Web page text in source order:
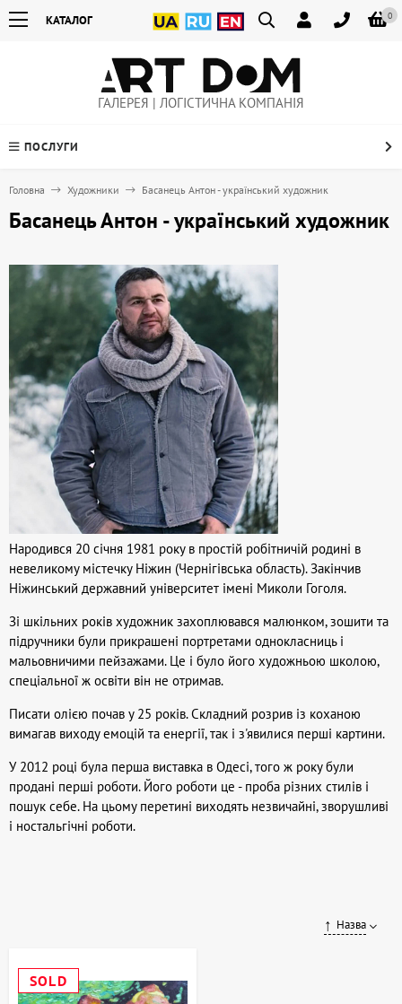
0
КАТАЛОГ
ГАЛЕРЕЯ | ЛОГІСТИЧНА КОМПАНІЯ
ПОСЛУГИ
Головна Художники Басанець Антон - український художник
Басанець Антон - український художник
Народився 20 січня 1981 року в простій робітничій родині в
невеликому містечку Ніжин (Чернігівська область). Закінчив
Ніжинський державний університет імені Миколи Гоголя.
Зі шкільних років художник захоплювався малюнком, зошити та
підручники були прикрашені портретами однокласниць і
мальовничими пейзажами. Це і було його художньою школою,
спеціальної ж освіти він не отримав.
Писати олією почав у 25 років. Складний розрив із коханою
вимагав виходу емоцій та енергії, так і з'явилися перші картини.
У 2012 році була перша виставка в Одесі, того ж року були
продані перші роботи. Його роботи це - проба різних стилів і
пошук себе. На цьому перетині виходять незвичайні, зворушливі
і ностальгічні роботи.
Назва
SOLD